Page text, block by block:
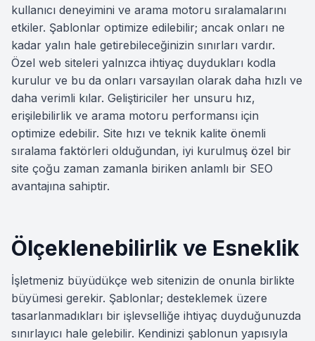
kullanıcı deneyimini ve arama motoru sıralamalarını
etkiler. Şablonlar optimize edilebilir; ancak onları ne
kadar yalın hale getirebileceğinizin sınırları vardır.
Özel web siteleri yalnızca ihtiyaç duydukları kodla
kurulur ve bu da onları varsayılan olarak daha hızlı ve
daha verimli kılar. Geliştiriciler her unsuru hız,
erişilebilirlik ve arama motoru performansı için
optimize edebilir. Site hızı ve teknik kalite önemli
sıralama faktörleri olduğundan, iyi kurulmuş özel bir
site çoğu zaman zamanla biriken anlamlı bir SEO
avantajına sahiptir.
Ölçeklenebilirlik ve Esneklik
İşletmeniz büyüdükçe web sitenizin de onunla birlikte
büyümesi gerekir. Şablonlar; desteklemek üzere
tasarlanmadıkları bir işlevselliğe ihtiyaç duyduğunuzda
sınırlayıcı hale gelebilir. Kendinizi şablonun yapısıyla